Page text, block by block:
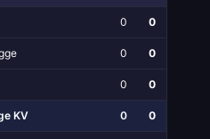
0 0
0 0
0 0
KV 0 0